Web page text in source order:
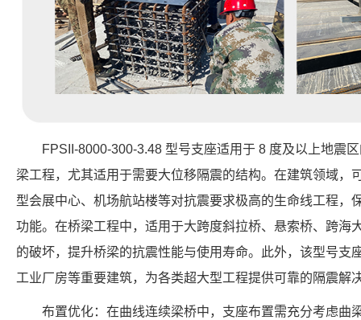
FPSII-8000-300-3.48 型号支座适用于 8 度及以上地震
梁工程，尤其适用于需要大位移隔震的结构。在建筑领域，
型会展中心、机场航站楼等对抗震要求极高的生命线工程，
功能。在桥梁工程中，适用于大跨度斜拉桥、悬索桥、跨海
的破坏，提升桥梁的抗震性能与使用寿命。此外，该型号支
工业厂房等重要建筑，为各类超大型工程提供可靠的隔震解
布置优化：在曲线连续梁桥中，支座布置需充分考虑曲